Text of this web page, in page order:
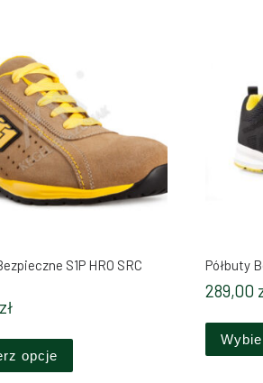
Opcje można wybrać na stronie produktu
S1P HRO SRC
zł
opcje
Ten produkt ma wiele
Półbuty
289,00